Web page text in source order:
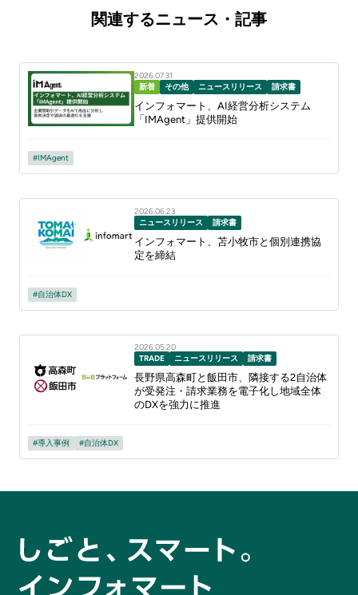
関連するニュース・記事
2026.07.31
新着
その他 ニュースリリース 請求書
インフォマート、AI経営分析システム
「IMAgent」提供開始
IMAgent
2026.06.23
ニュースリリース
請求書
インフォマート、苫小牧市と個別連携協
定を締結
自治体DX
2026.05.20
TRADE
ニュースリリース 請求書
長野県高森町と飯田市、隣接する2自治体
が受発注・請求業務を電子化し地域全体
のDXを強力に推進
導入事例 自治体DX